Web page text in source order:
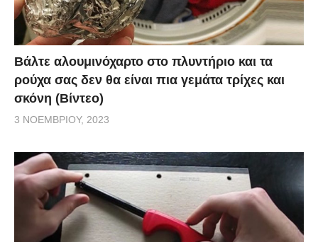
Βάλτε αλουμινόχαρτο στο πλυντήριο και τα
ρούχα σας δεν θα είναι πια γεμάτα τρίχες και
σκόνη (Βίντεο)
3 ΝΟΕΜΒΡΊΟΥ, 2023